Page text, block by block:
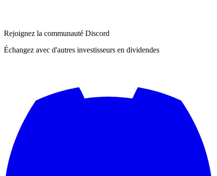
Rejoignez la communauté Discord
Échangez avec d'autres investisseurs en dividendes